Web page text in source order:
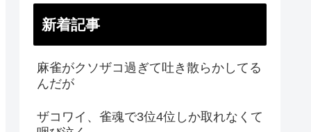
新着記事
麻雀がクソザコ過ぎて吐き散らかしてる
んだが
ザコワイ、雀魂で3位4位しか取れなくて